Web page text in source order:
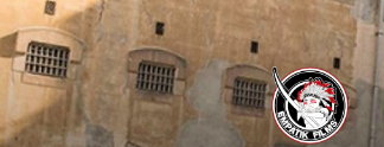
Saltar
al
contenido